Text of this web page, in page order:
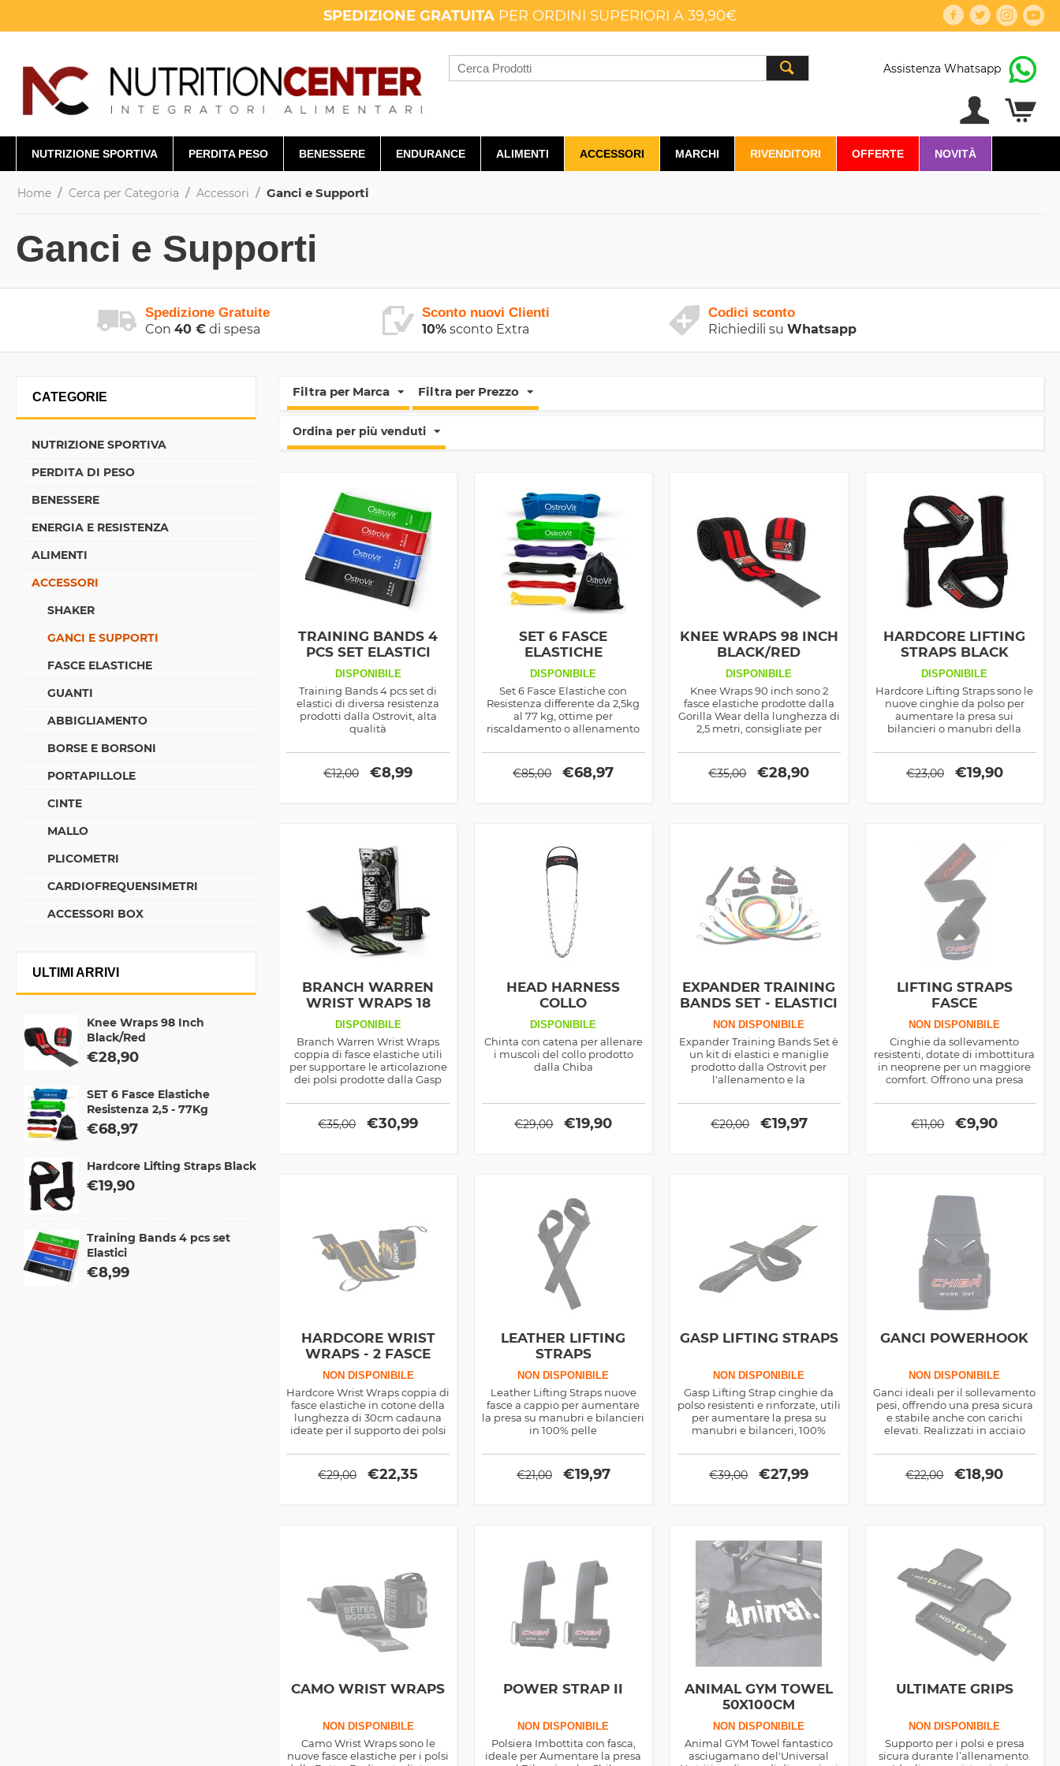
SPEDIZIONE GRATUITA PER ORDINI SUPERIORI A 39,90€
Assistenza Whatsapp
NUTRIZIONE SPORTIVA PERDITA PESO BENESSERE ENDURANCE ALIMENTI ACCESSORI MARCHI RIVENDITORI OFFERTE NOVITÀ
Home / Cerca per Categoria / Accessori / Ganci e Supporti
Ganci e Supporti
Spedizione Gratuite
Con 40 € di spesa
Sconto nuovi Clienti
10% sconto Extra
Codici sconto
Richiedili su Whatsapp
CATEGORIE
NUTRIZIONE SPORTIVA
PERDITA DI PESO
BENESSERE
ENERGIA E RESISTENZA
ALIMENTI
ACCESSORI
SHAKER
GANCI E SUPPORTI
FASCE ELASTICHE
GUANTI
ABBIGLIAMENTO
BORSE E BORSONI
PORTAPILLOLE
CINTE
MALLO
PLICOMETRI
CARDIOFREQUENSIMETRI
ACCESSORI BOX
ULTIMI ARRIVI
Knee Wraps 98 Inch
Black/Red
€28,90
SET 6 Fasce Elastiche
Resistenza 2,5 - 77Kg
€68,97
Hardcore Lifting Straps Black
€19,90
Training Bands 4 pcs set
Elastici
€8,99
Filtra per Marca Filtra per Prezzo
Ordina per più venduti
TRAINING BANDS 4
PCS SET ELASTICI
DISPONIBILE
Training Bands 4 pcs set di
elastici di diversa resistenza
prodotti dalla Ostrovit, alta
qualità
€12,00 €8,99
SET 6 FASCE
ELASTICHE
RESISTENZA 2,5 - 77KG
DISPONIBILE
Set 6 Fasce Elastiche con
Resistenza differente da 2,5kg
al 77 kg, ottime per
riscaldamento o allenamento
€85,00 €68,97
KNEE WRAPS 98 INCH
BLACK/RED
DISPONIBILE
Knee Wraps 90 inch sono 2
fasce elastiche prodotte dalla
Gorilla Wear della lunghezza di
2,5 metri, consigliate per
ginocchia
€35,00 €28,90
HARDCORE LIFTING
STRAPS BLACK
DISPONIBILE
Hardcore Lifting Straps sono le
nuove cinghie da polso per
aumentare la presa sui
bilancieri o manubri della
€23,00 €19,90
BRANCH WARREN
WRIST WRAPS 18
POLLICI - 2 FASCE
POLSI
DISPONIBILE
Branch Warren Wrist Wraps
coppia di fasce elastiche utili
per supportare le articolazione
dei polsi prodotte dalla Gasp
€35,00 €30,99
HEAD HARNESS
COLLO
DISPONIBILE
Chinta con catena per allenare
i muscoli del collo prodotto
dalla Chiba
€29,00 €19,90
EXPANDER TRAINING
BANDS SET - ELASTICI
NON DISPONIBILE
Expander Training Bands Set è
un kit di elastici e maniglie
prodotto dalla Ostrovit per
l'allenamento e la
€20,00 €19,97
LIFTING STRAPS
FASCE
NON DISPONIBILE
Cinghie da sollevamento
resistenti, dotate di imbottitura
in neoprene per un maggiore
comfort. Offrono una presa
performance negli esercizi di
forza e proteggendo i polsi
durante l'allenamento.
€11,00 €9,90
HARDCORE WRIST
WRAPS - 2 FASCE
POLSO
NON DISPONIBILE
Hardcore Wrist Wraps coppia di
fasce elastiche in cotone della
lunghezza di 30cm cadauna
ideate per il supporto dei polsi
€29,00 €22,35
LEATHER LIFTING
STRAPS
NON DISPONIBILE
Leather Lifting Straps nuove
fasce a cappio per aumentare
la presa su manubri e bilancieri
in 100% pelle
€21,00 €19,97
GASP LIFTING STRAPS
NON DISPONIBILE
Gasp Lifting Strap cinghie da
polso resistenti e rinforzate, utili
per aumentare la presa su
manubri e bilanceri, 100%
€39,00 €27,99
GANCI POWERHOOK
NON DISPONIBILE
Ganci ideali per il sollevamento
pesi, offrendo una presa sicura
e stabile anche con carichi
elevati. Realizzati in acciaio
cintura regolabile in velcro,
questi ganci supportano il
polso e riducono lo stress sulle
€22,00 €18,90
CAMO WRIST WRAPS
NON DISPONIBILE
Camo Wrist Wraps sono le
nuove fasce elastiche per i polsi
POWER STRAP II
NON DISPONIBILE
Polsiera Imbottita con fasca,
ideale per Aumentare la presa
ANIMAL GYM TOWEL
50X100CM
NON DISPONIBILE
Animal GYM Towel fantastico
asciugamano del'Universal
ULTIMATE GRIPS
NON DISPONIBILE
Supporto per i polsi e presa
sicura durante l’allenamento.